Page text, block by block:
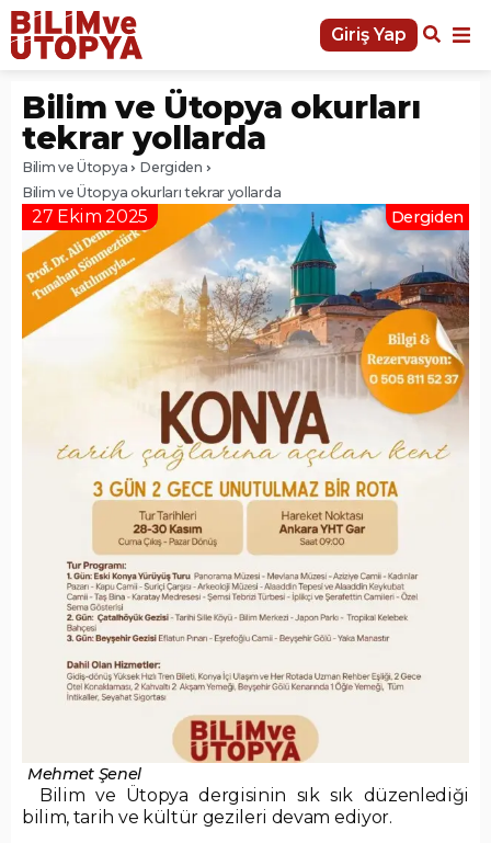
Giriş Yap
Bilim ve Ütopya okurları
tekrar yollarda
Bilim ve Ütopya
Dergiden
Bilim ve Ütopya okurları tekrar yollarda
27 Ekim 2025 Dergiden
Mehmet Şenel
Bilim ve Ütopya dergisinin sık sık düzenlediği
bilim, tarih ve kültür gezileri devam ediyor.